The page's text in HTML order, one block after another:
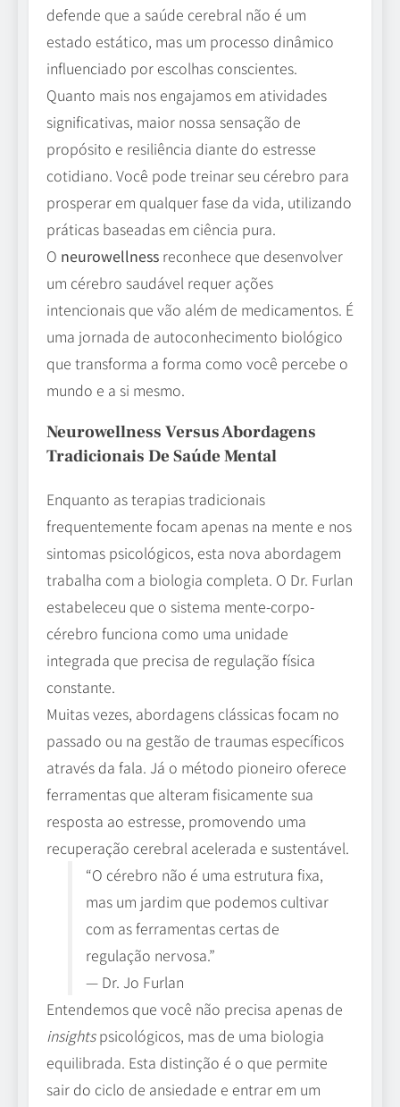
defende que a saúde cerebral não é um
estado estático, mas um processo dinâmico
influenciado por escolhas conscientes.
Quanto mais nos engajamos em atividades
significativas, maior nossa sensação de
propósito e resiliência diante do estresse
cotidiano. Você pode treinar seu cérebro para
prosperar em qualquer fase da vida, utilizando
práticas baseadas em ciência pura.
O neurowellness reconhece que desenvolver
um cérebro saudável requer ações
intencionais que vão além de medicamentos. É
uma jornada de autoconhecimento biológico
que transforma a forma como você percebe o
mundo e a si mesmo.
Neurowellness Versus Abordagens
Tradicionais De Saúde Mental
Enquanto as terapias tradicionais
frequentemente focam apenas na mente e nos
sintomas psicológicos, esta nova abordagem
trabalha com a biologia completa. O Dr. Furlan
estabeleceu que o sistema mente-corpo-
cérebro funciona como uma unidade
integrada que precisa de regulação física
constante.
Muitas vezes, abordagens clássicas focam no
passado ou na gestão de traumas específicos
através da fala. Já o método pioneiro oferece
ferramentas que alteram fisicamente sua
resposta ao estresse, promovendo uma
recuperação cerebral acelerada e sustentável.
“O cérebro não é uma estrutura fixa,
mas um jardim que podemos cultivar
com as ferramentas certas de
regulação nervosa.”
— Dr. Jo Furlan
Entendemos que você não precisa apenas de
insightspsicológicos, mas de uma biologia
equilibrada. Esta distinção é o que permite
sair do ciclo de ansiedade e entrar em um